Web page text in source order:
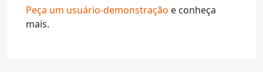
Peça um usuário-demonstração e conheça
mais.